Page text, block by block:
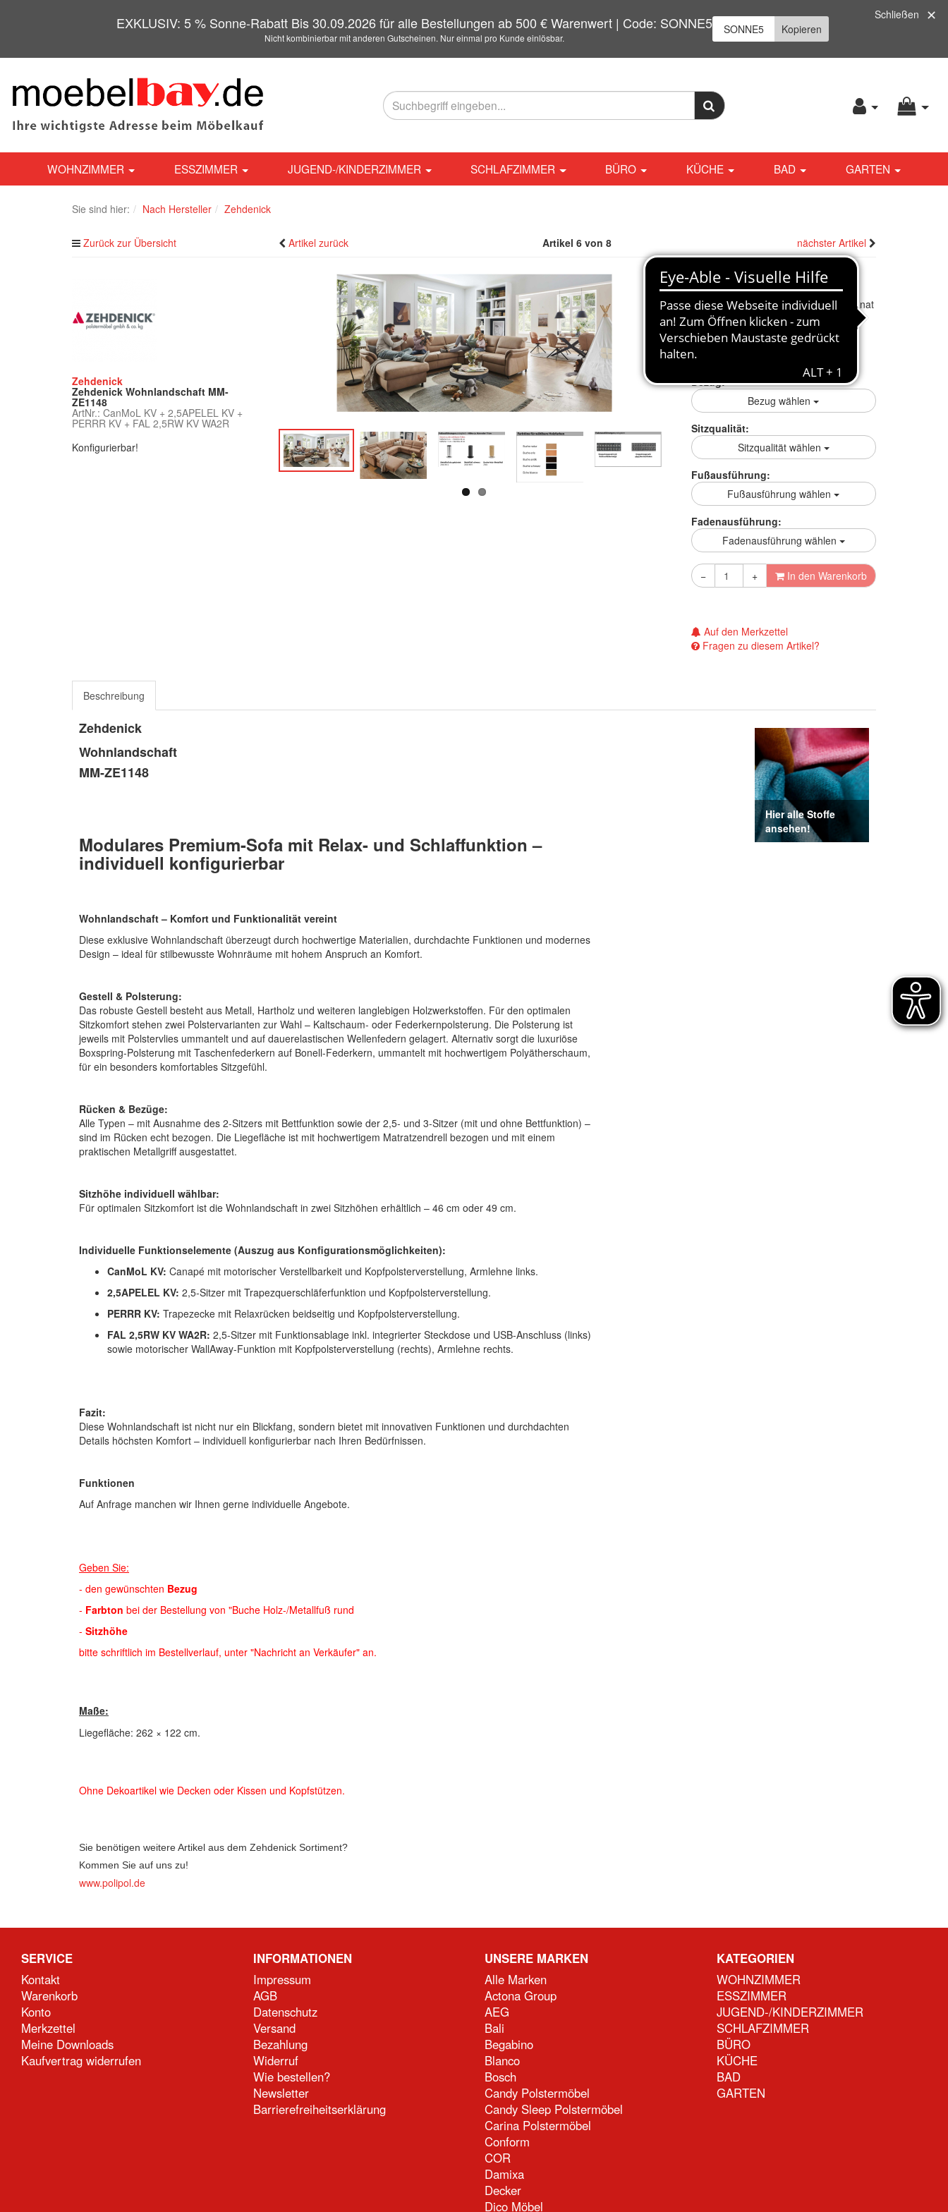
EXKLUSIV: 5 % Sonne-Rabatt Bis 30.09.2026 für alle Bestellungen ab 500 € Warenwert | Code: SONNE5
Nicht kombinierbar mit anderen Gutscheinen. Nur einmal pro Kunde einlösbar.
Kopieren
Schließen
WOHNZIMMER ESSZIMMER JUGEND-/KINDERZIMMER SCHLAFZIMMER BÜRO KÜCHE BAD GARTEN
Sie sind hier: Nach Hersteller Zehdenick
Zurück zur Übersicht Artikel zurück Artikel 6 von 8 nächster Artikel
Zehdenick
Zehdenick Wohnlandschaft MM-
ZE1148
ArtNr.: CanMoL KV + 2,5APELEL KV +
PERRR KV + FAL 2,5RW KV WA2R
Konfigurierbar!
ab 3.773,00€*
Finanzieren ab 85,00 € / Monat
mehr Infos zum Ratenkauf
Bezug:
Bezug wählen
Sitzqualität:
Sitzqualität wählen
Fußausführung:
Fußausführung wählen
Fadenausführung:
Fadenausführung wählen
− + In den Warenkorb
Auf den Merkzettel
Fragen zu diesem Artikel?
Beschreibung
Zehdenick
Wohnlandschaft
MM-ZE1148
Modulares Premium-Sofa mit Relax- und Schlaffunktion –
individuell konfigurierbar
Wohnlandschaft – Komfort und Funktionalität vereint
Diese exklusive Wohnlandschaft überzeugt durch hochwertige Materialien, durchdachte Funktionen und modernes
Design – ideal für stilbewusste Wohnräume mit hohem Anspruch an Komfort.
Gestell & Polsterung:
Das robuste Gestell besteht aus Metall, Hartholz und weiteren langlebigen Holzwerkstoffen. Für den optimalen
Sitzkomfort stehen zwei Polstervarianten zur Wahl – Kaltschaum- oder Federkernpolsterung. Die Polsterung ist
jeweils mit Polstervlies ummantelt und auf dauerelastischen Wellenfedern gelagert. Alternativ sorgt die luxuriöse
Boxspring-Polsterung mit Taschenfederkern auf Bonell-Federkern, ummantelt mit hochwertigem Polyätherschaum,
für ein besonders komfortables Sitzgefühl.
Rücken & Bezüge:
Alle Typen – mit Ausnahme des 2-Sitzers mit Bettfunktion sowie der 2,5- und 3-Sitzer (mit und ohne Bettfunktion) –
sind im Rücken echt bezogen. Die Liegefläche ist mit hochwertigem Matratzendrell bezogen und mit einem
praktischen Metallgriff ausgestattet.
Sitzhöhe individuell wählbar:
Für optimalen Sitzkomfort ist die Wohnlandschaft in zwei Sitzhöhen erhältlich – 46 cm oder 49 cm.
Individuelle Funktionselemente (Auszug aus Konfigurationsmöglichkeiten):
CanMoL KV: Canapé mit motorischer Verstellbarkeit und Kopfpolsterverstellung, Armlehne links.
2,5APELEL KV: 2,5-Sitzer mit Trapezquerschläferfunktion und Kopfpolsterverstellung.
PERRR KV: Trapezecke mit Relaxrücken beidseitig und Kopfpolsterverstellung.
FAL 2,5RW KV WA2R: 2,5-Sitzer mit Funktionsablage inkl. integrierter Steckdose und USB-Anschluss (links)
sowie motorischer WallAway-Funktion mit Kopfpolsterverstellung (rechts), Armlehne rechts.
Fazit:
Diese Wohnlandschaft ist nicht nur ein Blickfang, sondern bietet mit innovativen Funktionen und durchdachten
Details höchsten Komfort – individuell konfigurierbar nach Ihren Bedürfnissen.
Funktionen
Auf Anfrage manchen wir Ihnen gerne individuelle Angebote.
Geben Sie:
- den gewünschten Bezug
- Farbton bei der Bestellung von "Buche Holz-/Metallfuß rund
- Sitzhöhe
bitte schriftlich im Bestellverlauf, unter "Nachricht an Verkäufer" an.
Maße:
Liegefläche: 262 × 122 cm.
Ohne Dekoartikel wie Decken oder Kissen und Kopfstützen.
Sie benötigen weitere Artikel aus dem Zehdenick Sortiment?
Kommen Sie auf uns zu!
www.polipol.de
Hier alle Stoffe
ansehen!
SERVICE
Kontakt
Warenkorb
Konto
Merkzettel
Meine Downloads
Kaufvertrag widerrufen
INFORMATIONEN
Impressum
AGB
Datenschutz
Versand
Bezahlung
Widerruf
Wie bestellen?
Newsletter
Barrierefreiheitserklärung
UNSERE MARKEN
Alle Marken
Actona Group
AEG
Bali
Begabino
Blanco
Bosch
Candy Polstermöbel
Candy Sleep Polstermöbel
Carina Polstermöbel
Conform
COR
Damixa
Decker
Dico Möbel
KATEGORIEN
WOHNZIMMER
ESSZIMMER
JUGEND-/KINDERZIMMER
SCHLAFZIMMER
BÜRO
KÜCHE
BAD
GARTEN